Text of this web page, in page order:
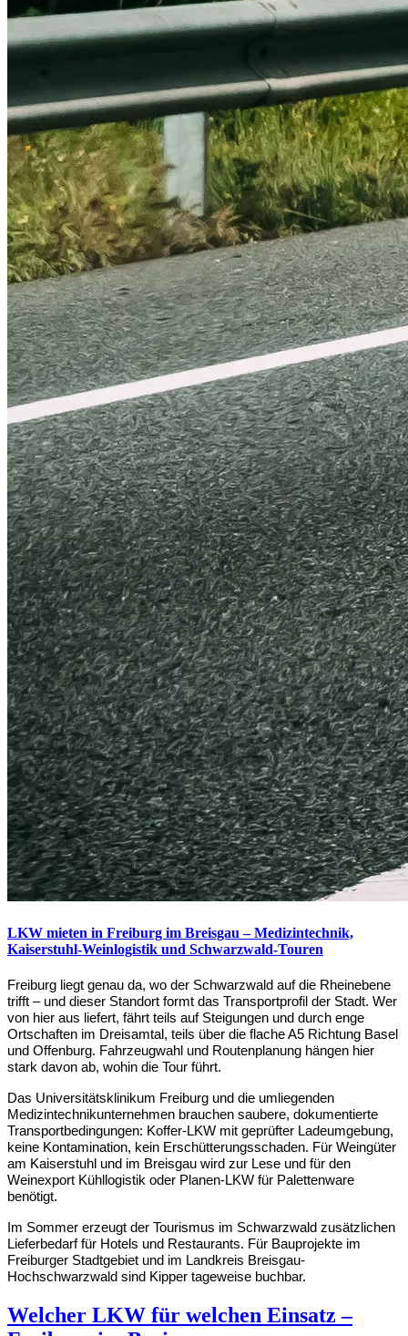
LKW mieten in Freiburg im Breisgau – Medizintechnik,
Kaiserstuhl-Weinlogistik und Schwarzwald-Touren
Freiburg liegt genau da, wo der Schwarzwald auf die Rheinebene
trifft – und dieser Standort formt das Transportprofil der Stadt. Wer
von hier aus liefert, fährt teils auf Steigungen und durch enge
Ortschaften im Dreisamtal, teils über die flache A5 Richtung Basel
und Offenburg. Fahrzeugwahl und Routenplanung hängen hier
stark davon ab, wohin die Tour führt.
Das Universitätsklinikum Freiburg und die umliegenden
Medizintechnikunternehmen brauchen saubere, dokumentierte
Transportbedingungen: Koffer-LKW mit geprüfter Ladeumgebung,
keine Kontamination, kein Erschütterungsschaden. Für Weingüter
am Kaiserstuhl und im Breisgau wird zur Lese und für den
Weinexport Kühllogistik oder Planen-LKW für Palettenware
benötigt.
Im Sommer erzeugt der Tourismus im Schwarzwald zusätzlichen
Lieferbedarf für Hotels und Restaurants. Für Bauprojekte im
Freiburger Stadtgebiet und im Landkreis Breisgau-
Hochschwarzwald sind Kipper tageweise buchbar.
Welcher LKW für welchen Einsatz –